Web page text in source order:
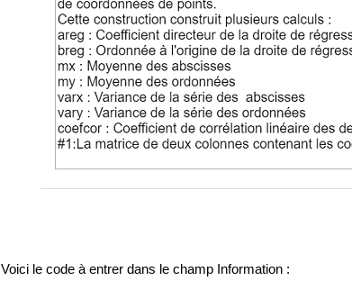
Voici le code à entrer dans le champ Information :